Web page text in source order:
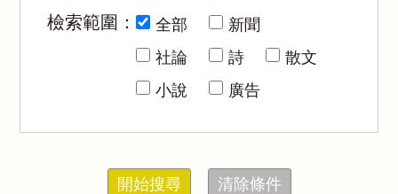
檢索範圍： 全部
新聞
社論
詩
散文
小說
廣告
開始搜尋 清除條件